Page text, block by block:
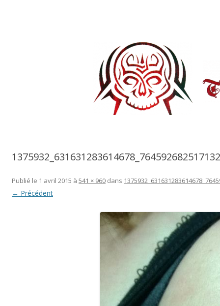
Dan-Tattoo
Tatouage artistique
Publié le 1 avril 2015 à 541 × 960 dans
← Précédent